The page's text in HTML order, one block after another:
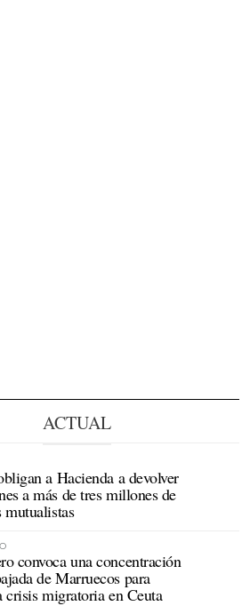
ACTUAL
a Hacienda a devolver
a más de tres millones de
mutualistas
convoca una concentración
de Marruecos para
crisis migratoria en Ceuta